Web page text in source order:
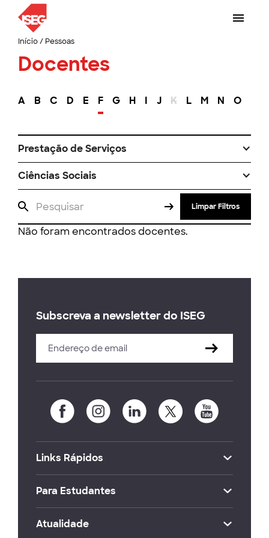
Início/ Pessoas
Docentes
A B C D E F G H I J K L M N O
Prestação de Serviços
Ciências Sociais
Limpar Filtros
Não foram encontrados docentes.
Subscreva a newsletter do ISEG
Links Rápidos
Para Estudantes
Atualidade